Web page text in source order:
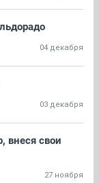
04 декабря
03 декабря
внеся свои
27 ноября